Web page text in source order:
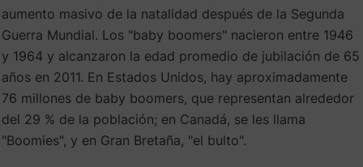
aumento masivo de la natalidad después de la Segunda
Guerra Mundial. Los "baby boomers" nacieron entre 1946
y 1964 y alcanzaron la edad promedio de jubilación de 65
años en 2011. En Estados Unidos, hay aproximadamente
76 millones de baby boomers, que representan alrededor
del 29 % de la población; en Canadá, se les llama
"Boomies", y en Gran Bretaña, "el bulto".